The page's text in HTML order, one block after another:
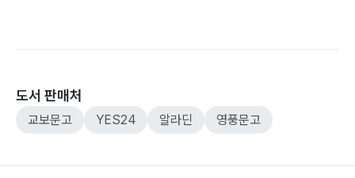
도서 판매처
교보문고 YES24 알라딘 영풍문고